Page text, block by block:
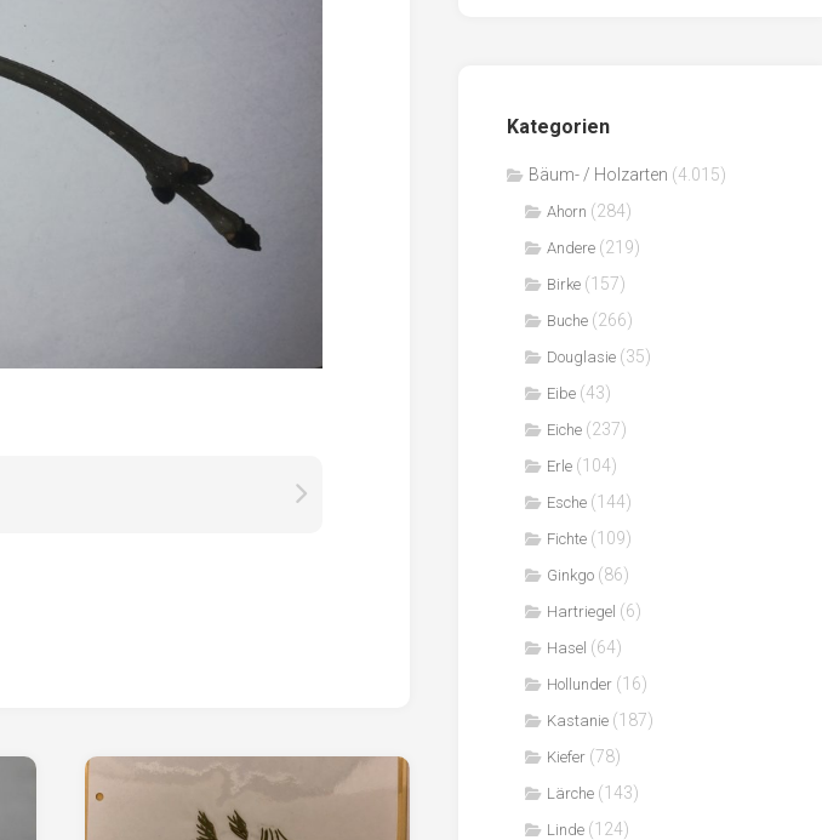
Kategorien
Bäum- / Holzarten (4.015)
Ahorn (284)
Andere (219)
Birke (157)
Buche (266)
Douglasie (35)
Eibe (43)
Eiche (237)
Erle (104)
Esche (144)
Fichte (109)
Ginkgo (86)
Hartriegel (6)
Hasel (64)
Hollunder (16)
Kastanie (187)
Kiefer (78)
Lärche (143)
Linde (124)